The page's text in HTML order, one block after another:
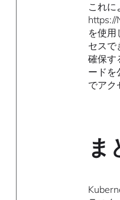
これに
https://
を使用
セスで
確保す
ードを
でアク
ま